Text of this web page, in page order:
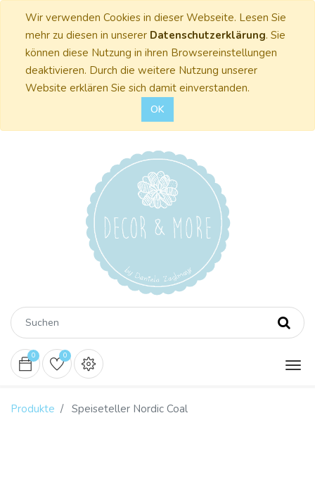
Wir verwenden Cookies in dieser Webseite. Lesen Sie
mehr zu diesen in unserer Datenschutzerklärung. Sie
können diese Nutzung in ihren Browsereinstellungen
deaktivieren. Durch die weitere Nutzung unserer
Website erklären Sie sich damit einverstanden.
OK
0 0
Produkte Speiseteller Nordic Coal